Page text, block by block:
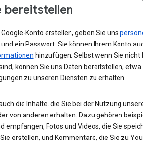
bereitstellen
Google-Konto erstellen, geben Sie uns
und ein Passwort. Sie können Ihrem Konto
hinzufügen. Selbst wenn Sie nicht
können Sie uns Daten bereitstellen,
zu unseren Diensten zu erhalten.
die Inhalte, die Sie bei der Nutzung
von anderen erhalten. Dazu gehören
empfangen, Fotos und Videos, die Sie
erstellen, und Kommentare, die Sie zu